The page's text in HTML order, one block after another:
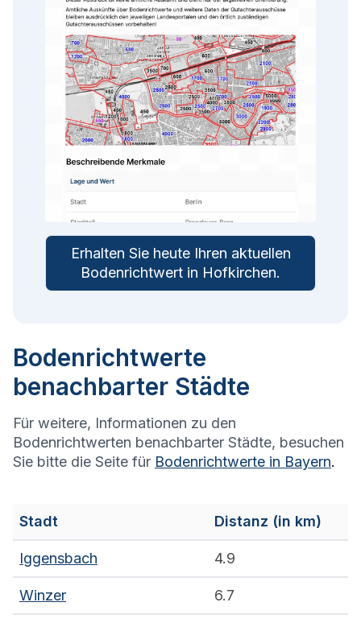
Erhalten Sie heute Ihren aktuellen
Bodenrichtwert in Hofkirchen.
Bodenrichtwerte
benachbarter Städte
Für weitere, Informationen zu den
Bodenrichtwerten benachbarter Städte, besuchen
Sie bitte die Seite für Bodenrichtwerte in Bayern.
Stadt Distanz (in km)
Iggensbach 4.9
Winzer 6.7